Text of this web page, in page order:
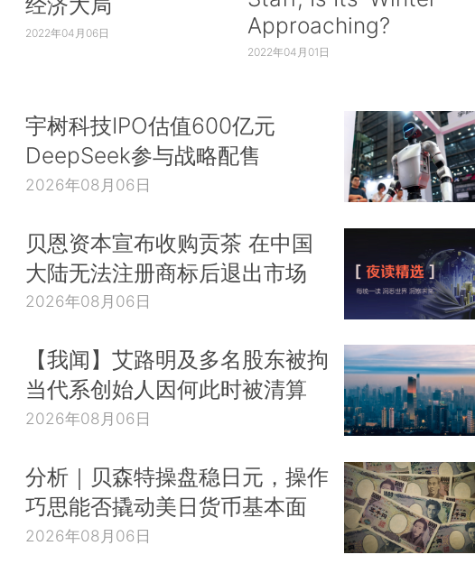
2022年04月06日
Approaching?
2022年04月01日
宇树科技IPO估值600亿元
DeepSeek参与战略配售
2026年08月06日
贝恩资本宣布收购贡茶 在中国
大陆无法注册商标后退出市场
2026年08月06日
【我闻】艾路明及多名股东被拘
当代系创始人因何此时被清算
2026年08月06日
分析｜贝森特操盘稳日元，操作
巧思能否撬动美日货币基本面
2026年08月06日